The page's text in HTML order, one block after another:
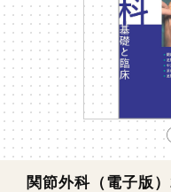
関節外科（電子版